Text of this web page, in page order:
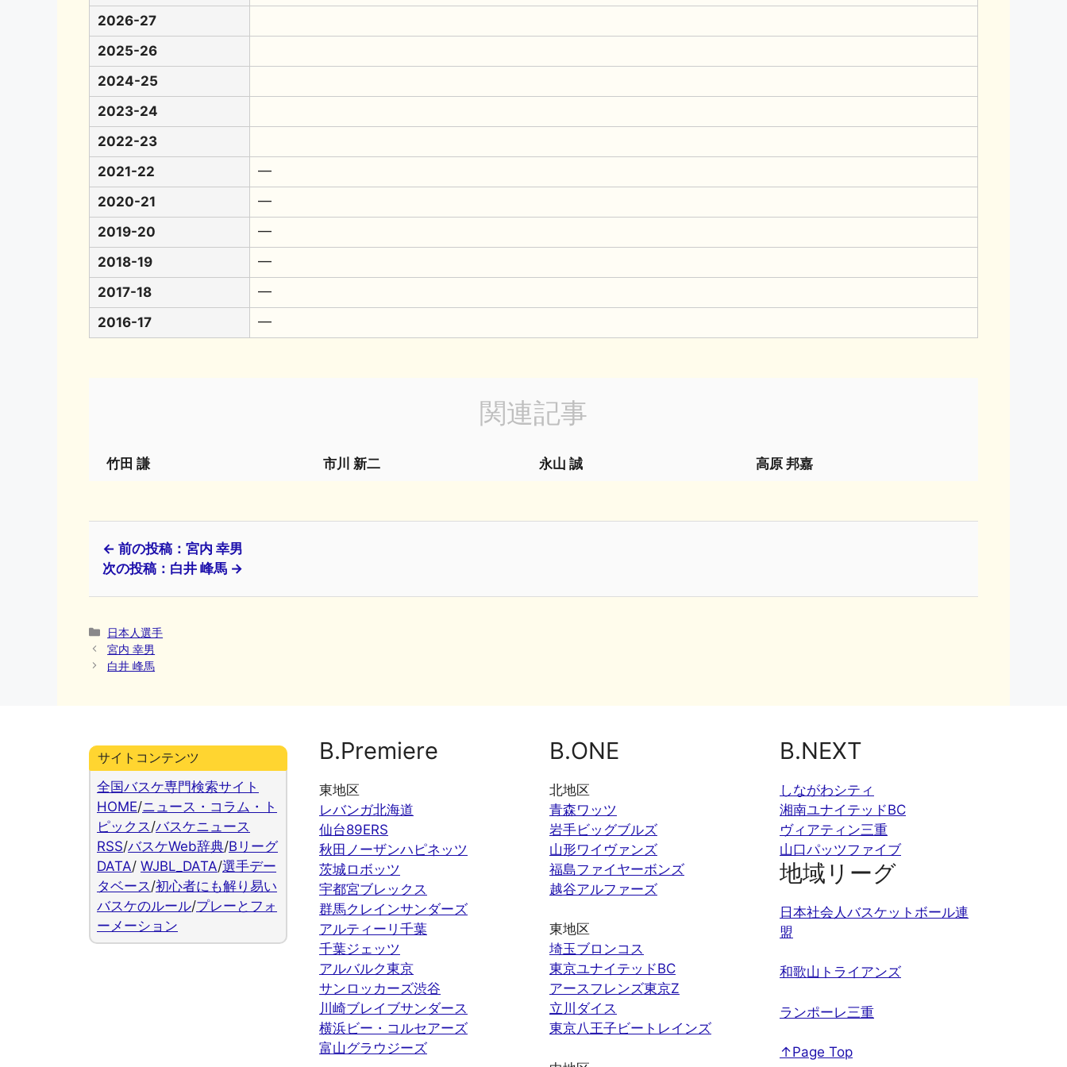
2026-27
2025-26
2024-25
2023-24
2022-23
2021-22
━
2020-21
━
2019-20
━
2018-19
━
2017-18
━
2016-17
━
関連記事
竹田 謙 市川 新二 永山 誠 高原 邦嘉
← 前の投稿：宮内 幸男
次の投稿：白井 峰馬 →
カ
テ
ゴ
日本人選手
宮内 幸男
白井 峰馬
サイトコンテンツ
全国バスケ専門検索サイト
HOME/ニュース・コラム・ト
ピックス /バスケニュース
RSS/バスケWeb辞典/Bリーグ
DATA/ WJBL_DATA/選手デー
タベース /初心者にも解り易い
バスケのルール/プレーとフォ
ーメーション
B.Premiere
東地区
レバンガ北海道
仙台89ERS
秋田ノーザンハピネッツ
茨城ロボッツ
宇都宮ブレックス
群馬クレインサンダーズ
アルティーリ千葉
千葉ジェッツ
アルバルク東京
サンロッカーズ渋谷
川崎ブレイブサンダース
横浜ビー・コルセアーズ
富山グラウジーズ
B.ONE
北地区
青森ワッツ
岩手ビッグブルズ
山形ワイヴァンズ
福島ファイヤーボンズ
越谷アルファーズ
東地区
埼玉ブロンコス
東京ユナイテッドBC
アースフレンズ東京Z
立川ダイス
東京八王子ビートレインズ
B.NEXT
しながわシティ
湘南ユナイテッドBC
ヴィアティン三重
山口パッツファイブ
地域リーグ
日本社会人バスケットボール連
盟
和歌山トライアンズ
ランポーレ三重
↑Page Top